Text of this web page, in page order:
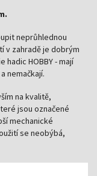
neprůhlednou
v zahradě je dobrým
HOBBY - mají
nemačkají.
na kvalitě,
jsou označené
mechanické
se neobýbá,